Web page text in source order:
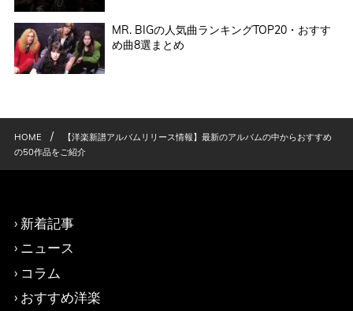
MR. BIGの人気曲ランキングTOP20・おすす
め曲8選まとめ
HOME /
【洋楽新譜アルバムリリース情報】最新のアルバムの中からおすすめ
の50作品をご紹介
新着記事
ニュース
コラム
おすすめ洋楽